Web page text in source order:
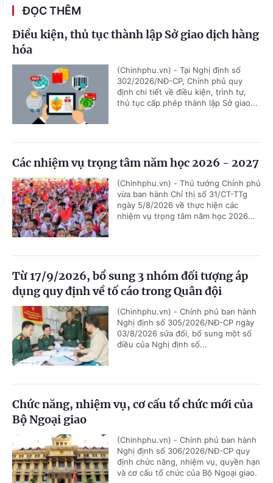
ĐỌC THÊM
Điều kiện, thủ tục thành lập Sở giao dịch hàng
hóa
(Chinhphu.vn) - Tại Nghị định số
302/2026/NĐ-CP, Chính phủ quy
định chi tiết về điều kiện, trình tự,
thủ tục cấp phép thành lập Sở giao...
Các nhiệm vụ trọng tâm năm học 2026 - 2027
(Chinhphu.vn) - Thủ tướng Chính phủ
vừa ban hành Chỉ thị số 31/CT-TTg
ngày 5/8/2026 về thực hiện các
nhiệm vụ trọng tâm năm học 2026...
Từ 17/9/2026, bổ sung 3 nhóm đối tượng áp
dụng quy định về tố cáo trong Quân đội
(Chinhphu.vn) - Chính phủ ban hành
Nghị định số 305/2026/NĐ-CP ngày
03/8/2026 sửa đổi, bổ sung một số
điều của Nghị định số...
Chức năng, nhiệm vụ, cơ cấu tổ chức mới của
Bộ Ngoại giao
(Chinhphu.vn) - Chính phủ ban hành
Nghị định số 306/2026/NĐ-CP quy
định chức năng, nhiệm vụ, quyền hạn
và cơ cấu tổ chức của Bộ Ngoại giao.